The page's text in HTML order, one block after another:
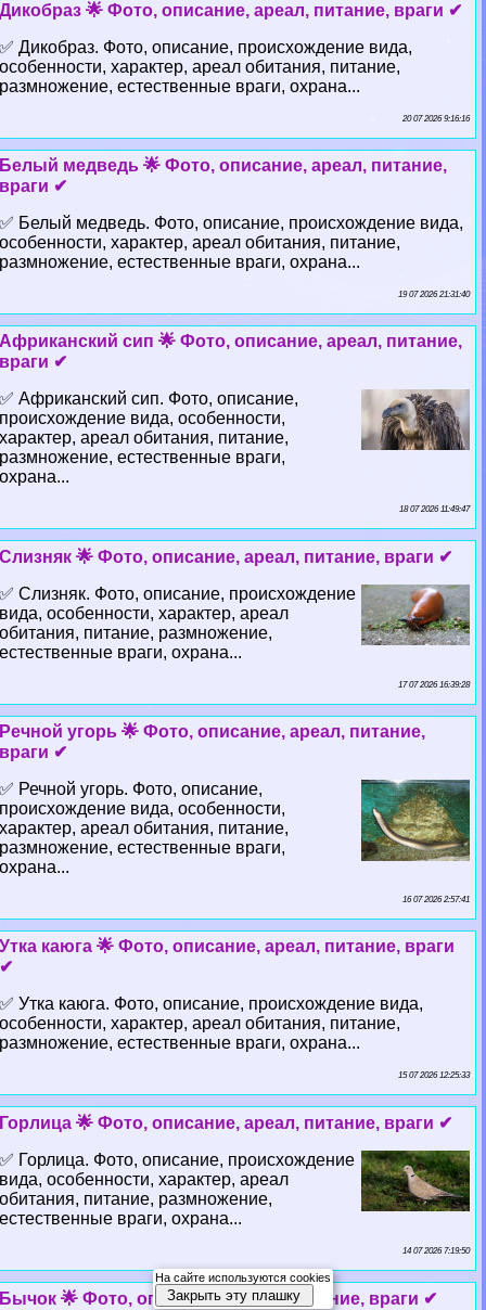
Дикобраз 🌟 Фото, описание, ареал, питание, враги ✔
✅ Дикобраз. Фото, описание, происхождение вида,
особенности, хаpaктер, ареал обитания, питание,
размножение, естественные враги, охрана...
20 07 2026 9:16:16
Белый медведь 🌟 Фото, описание, ареал, питание,
враги ✔
✅ Белый медведь. Фото, описание, происхождение вида,
особенности, хаpaктер, ареал обитания, питание,
размножение, естественные враги, охрана...
19 07 2026 21:31:40
Африканский сип 🌟 Фото, описание, ареал, питание,
враги ✔
✅ Африканский сип. Фото, описание,
происхождение вида, особенности,
хаpaктер, ареал обитания, питание,
размножение, естественные враги,
охрана...
18 07 2026 11:49:47
Слизняк 🌟 Фото, описание, ареал, питание, враги ✔
✅ Слизняк. Фото, описание, происхождение
вида, особенности, хаpaктер, ареал
обитания, питание, размножение,
естественные враги, охрана...
17 07 2026 16:39:28
Речной угорь 🌟 Фото, описание, ареал, питание,
враги ✔
✅ Речной угорь. Фото, описание,
происхождение вида, особенности,
хаpaктер, ареал обитания, питание,
размножение, естественные враги,
охрана...
16 07 2026 2:57:41
Утка каюга 🌟 Фото, описание, ареал, питание, враги
✔
✅ Утка каюга. Фото, описание, происхождение вида,
особенности, хаpaктер, ареал обитания, питание,
размножение, естественные враги, охрана...
15 07 2026 12:25:33
Горлица 🌟 Фото, описание, ареал, питание, враги ✔
✅ Горлица. Фото, описание, происхождение
вида, особенности, хаpaктер, ареал
обитания, питание, размножение,
естественные враги, охрана...
14 07 2026 7:19:50
Бычок 🌟 Фото, описание, ареал, питание, враги ✔
На сайте используются cookies
Закрыть эту плашку